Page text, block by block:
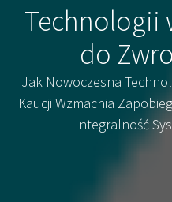
Technologii
do
Jak Nowoczesna
Kaucji Wzmacnia
Integralność